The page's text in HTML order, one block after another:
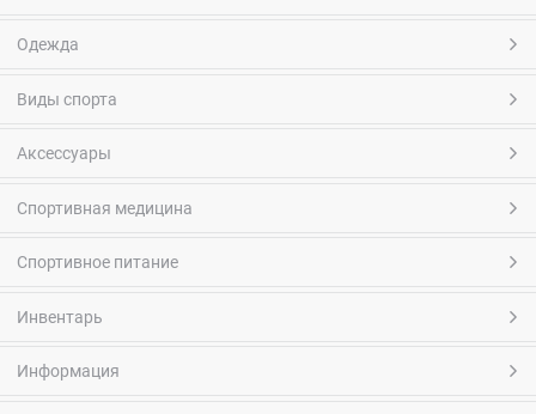
Одежда
Виды спорта
Аксессуары
Спортивная медицина
Спортивное питание
Инвентарь
Информация